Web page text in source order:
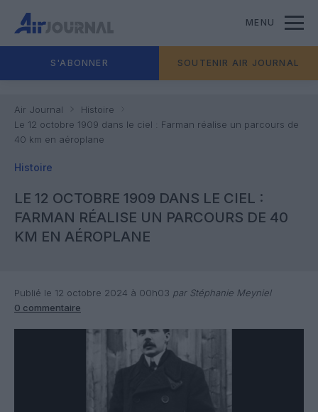
MENU
S'ABONNER SOUTENIR AIR JOURNAL
Air Journal
Histoire
Le 12 octobre 1909 dans le ciel : Farman réalise un parcours de
40 km en aéroplane
Histoire
LE 12 OCTOBRE 1909 DANS LE CIEL :
FARMAN RÉALISE UN PARCOURS DE 40
KM EN AÉROPLANE
Publié le 12 octobre 2024 à 00h03 par Stéphanie Meyniel
0 commentaire